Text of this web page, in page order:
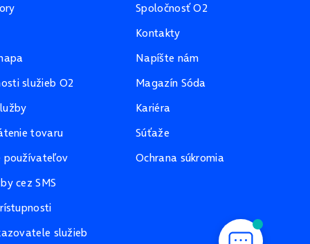
služieb O2
tovaru
používateľov
cez SMS
služieb
Spoločnosť O2
Kontakty
Napíšte nám
Magazín Sóda
Kariéra
Súťaže
Ochrana súkromia